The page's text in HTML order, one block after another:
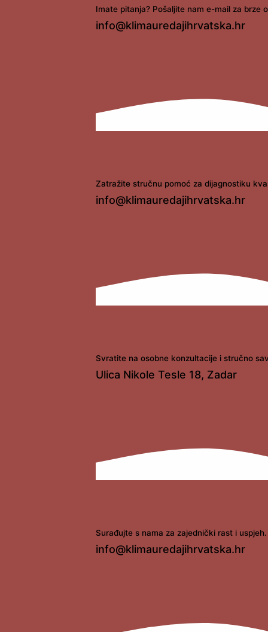
Imate pitanja? Pošaljite nam e-mail za brze
info@klimauredajihrvatska.hr
Zatražite stručnu pomoć za dijagnostiku
info@klimauredajihrvatska.hr
Svratite na osobne konzultacije i stručno
Ulica Nikole Tesle 18, Zadar
Surađujte s nama za zajednički rast i uspjeh.
info@klimauredajihrvatska.hr